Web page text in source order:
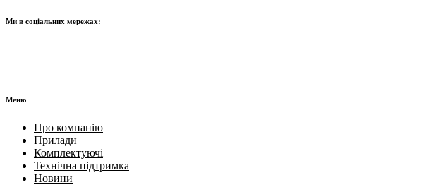
Ми в соціальних мережах:
Меню
Про компанію
Прилади
Комплектуючі
Технічна підтримка
Новини